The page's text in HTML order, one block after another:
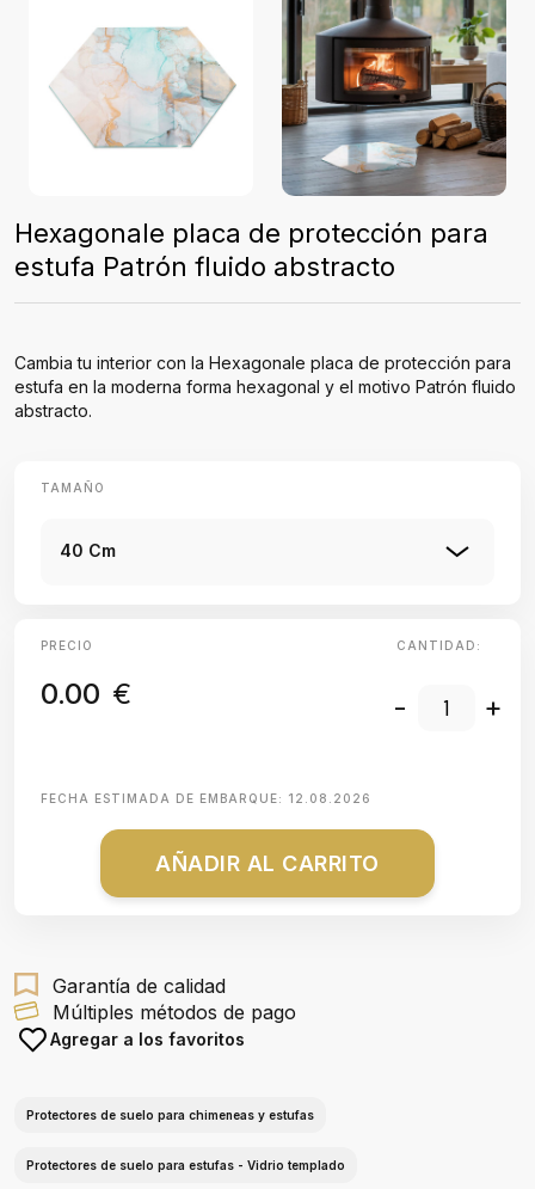
Hexagonale placa de protección para
estufa Patrón fluido abstracto
Cambia tu interior con la Hexagonale placa de protección para
estufa en la moderna forma hexagonal y el motivo Patrón fluido
abstracto.
TAMAÑO
40 Cm
PRECIO
0.00 €
CANTIDAD:
- +
FECHA ESTIMADA DE EMBARQUE: 12.08.2026
AÑADIR AL CARRITO
Garantía de calidad
Múltiples métodos de pago
Agregar a los favoritos
Protectores de suelo para chimeneas y estufas
Protectores de suelo para estufas - Vidrio templado